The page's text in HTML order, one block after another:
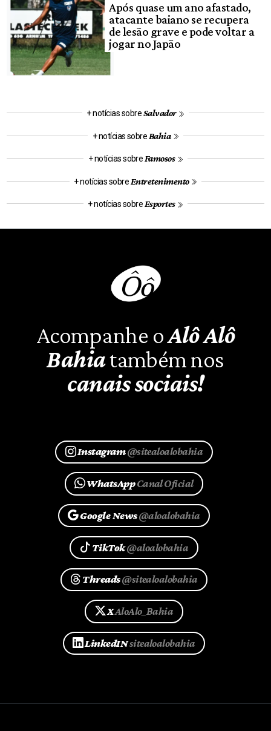
Após quase um ano afastado,
atacante baiano se recupera
de lesão grave e pode voltar a
jogar no Japão
+ notícias sobreSalvador
+ notícias sobre Bahia
+ notícias sobreFamosos
+ notícias sobre Entretenimento
+ notícias sobreEsportes
Acompanhe oAlô Alô
Bahiatambém nos
canais sociais!
Instagram@sitealoalobahia
WhatsAppCanal Oficial
Google News@aloalobahia
TikTok@aloalobahia
Threads@sitealoalobahia
XAloAlo_Bahia
LinkedINsitealoalobahia